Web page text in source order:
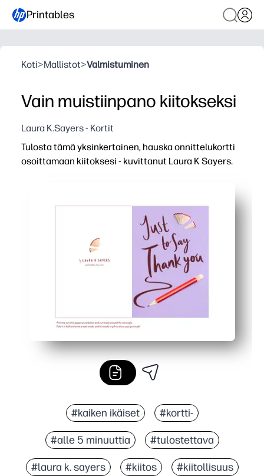
Printables
Koti>Mallistot>Valmistuminen
Vain muistiinpano kiitokseksi
Laura K.Sayers - Kortit
Tulosta tämä yksinkertainen, hauska onnittelukortti
osoittamaan kiitoksesi - kuvittanut Laura K Sayers.
Lapsiystävällinen toiminta, joka herättää kiitollisuutta
Mukauta se omalla tavallasi - lisää muistiinpano,
Luokkahuone- ja kotiystävällinen - tulosta yksi tai
#kaiken ikäiset #kortti-
#alle 5 minuuttia #tulostettava
#laura k. sayers #kiitos #kiitollisuus